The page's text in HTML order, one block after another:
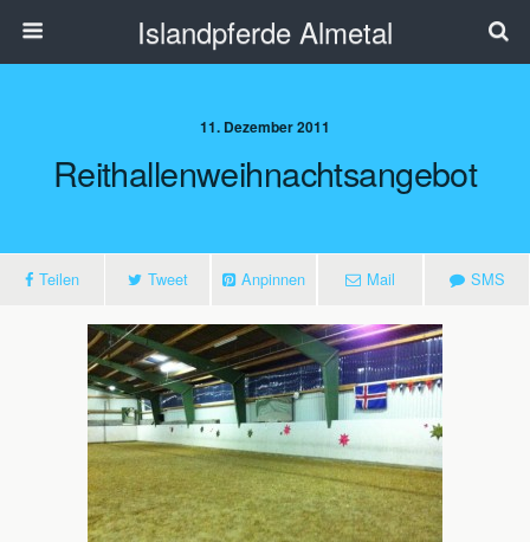
Islandpferde Almetal
11. Dezember 2011
Reithallenweihnachtsangebot
Teilen Tweet Anpinnen Mail SMS